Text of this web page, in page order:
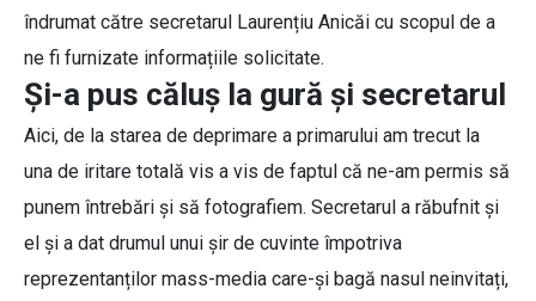
îndrumat către secretarul Laurențiu Anicăi cu scopul de a
ne fi furnizate informațiile solicitate.
Și-a pus căluș la gură și secretarul
Aici, de la starea de deprimare a primarului am trecut la
una de iritare totală vis a vis de faptul că ne-am permis să
punem întrebări și să fotografiem. Secretarul a răbufnit și
el și a dat drumul unui șir de cuvinte împotriva
reprezentanților mass-media care-și bagă nasul neinvitați,